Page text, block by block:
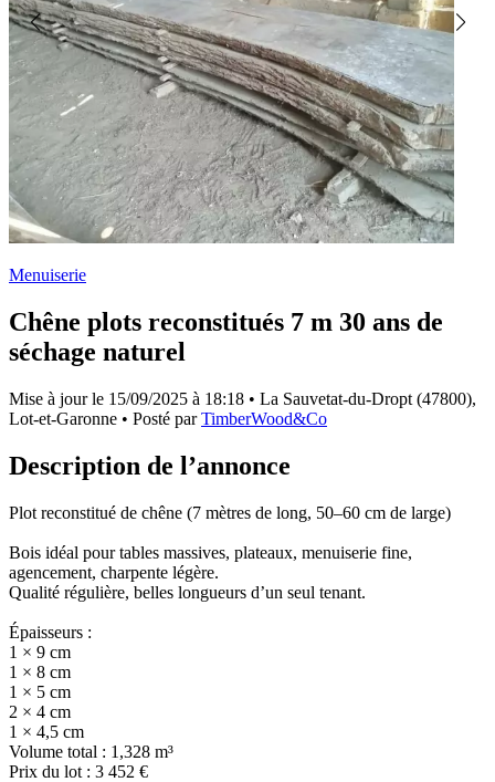
Menuiserie
Chêne plots reconstitués 7 m 30 ans de
séchage naturel
Mise à jour le 15/09/2025 à 18:18 • La Sauvetat-du-Dropt (47800),
Lot-et-Garonne • Posté parTimberWood&Co
Description de l’annonce
Plot reconstitué de chêne (7 mètres de long, 50–60 cm de large)
Bois idéal pour tables massives, plateaux, menuiserie fine,
agencement, charpente légère.
Qualité régulière, belles longueurs d’un seul tenant.
Épaisseurs :
1 × 9 cm
1 × 8 cm
1 × 5 cm
2 × 4 cm
1 × 4,5 cm
Volume total : 1,328 m³
Prix du lot : 3 452 €